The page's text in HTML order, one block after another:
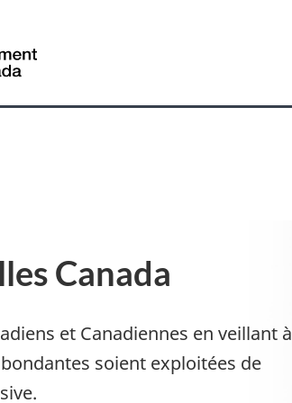
HTML
Canada
et Canadiennes en veillant à
soient exploitées de